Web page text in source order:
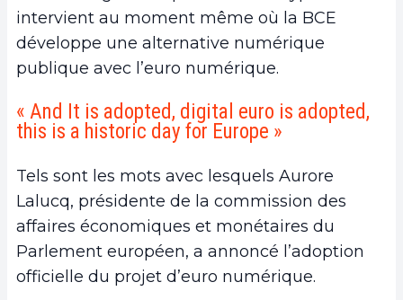
intervient au moment même où la BCE
développe une alternative numérique
publique avec l’euro numérique.
« And It is adopted, digital euro is adopted,
this is a historic day for Europe »
Tels sont les mots avec lesquels Aurore
Lalucq, présidente de la commission des
affaires économiques et monétaires du
Parlement européen, a annoncé l’adoption
officielle du projet d’euro numérique.